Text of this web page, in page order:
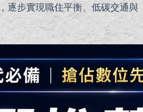
逐步實現職住平衡、低碳交通與